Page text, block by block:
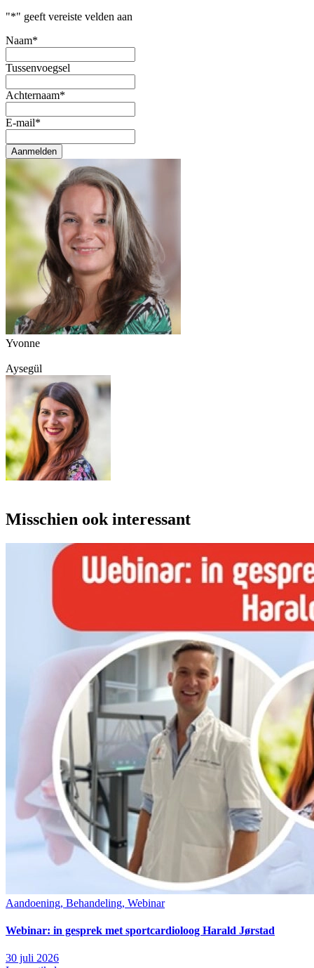
"*" geeft vereiste velden aan
Naam*
Tussenvoegsel
Achternaam*
E-mail*
Aanmelden
Yvonne
Aysegül
Misschien ook interessant
Aandoening, Behandeling, Webinar
Webinar: in gesprek met sportcardioloog Harald Jørstad
30 juli 2026